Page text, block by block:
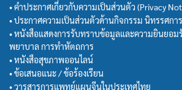
• คำประกาศเกี่ยวกับความเป็นส่วนตัว (Privacy
• ประกาศความเป็นส่วนตัวด้านกิจกรรม นิทรรศกา
• หนังสือแสดงการรับทราบข้อมูลและความยินยอม
พยาบาล การทำหัตถการ
• หนังสือสุขภาพออนไลน์
• ข้อเสนอแนะ / ข้อร้องเรียน
• วารสารการแพทย์แผนจีนในประเทศไทย